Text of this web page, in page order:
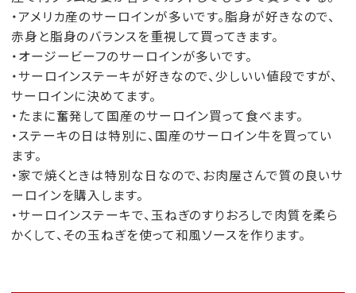
・アメリカ産のサーロインが多いです。脂身が好きなので、
赤身と脂身のバランスを重視して買ってきます。
・オージービーフのサーロインが多いです。
・サーロインステーキが好きなので、少しいい値段ですが、
サーロインに決めてます。
・たまに奮発して国産のサーロイン買って食べます。
・ステーキの日は特別に、国産のサーロイン牛を買ってい
ます。
・家で焼くときは特別な日なので、お肉屋さんで質の良いサ
ーロインを購入します。
・サーロインステーキで、玉ねぎのすりおろしで肉質を柔ら
かくして、その玉ねぎを使って和風ソースを作ります。